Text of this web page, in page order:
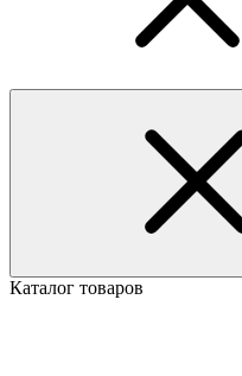
Каталог товаров